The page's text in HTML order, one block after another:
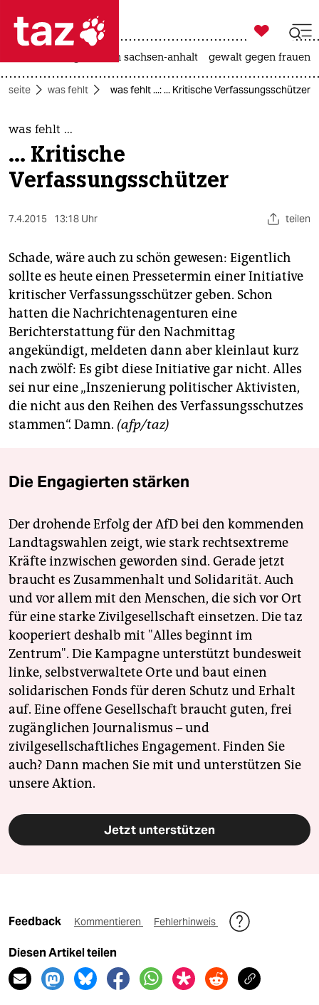
 taz zahl ich
taz zahl ich
themen
politik
öko
gesellschaft
kultur
sport
berlin
nord
wahrheit
verlag
veranstaltungen
fragen & hilfe
unterstützen
abo
genossenschaft
epaper login

taz zahl ich
landtagswahl in sachsen-anhalt gewalt gegen frauen
was fehlt was fehlt ...: ... Kritische Verfassungsschützer
was fehlt ...
... Kritische
Verfassungsschützer
7.4.2015 13:18 Uhr teilen
Schade, wäre auch zu schön gewesen: Eigentlich
sollte es heute einen Pressetermin einer Initiative
kritischer Verfassungsschützer geben. Schon
hatten die Nachrichtenagenturen eine
Berichterstattung für den Nachmittag
angekündigt, meldeten dann aber kleinlaut kurz
nach zwölf: Es gibt diese Initiative gar nicht. Alles
sei nur eine „Inszenierung politischer Aktivisten,
die nicht aus den Reihen des Verfassungsschutzes
stammen“. Damn. (afp/taz)
Die Engagierten stärken
Der drohende Erfolg der AfD bei den kommenden
Landtagswahlen zeigt, wie stark rechtsextreme
Kräfte inzwischen geworden sind. Gerade jetzt
braucht es Zusammenhalt und Solidarität. Auch
und vor allem mit den Menschen, die sich vor Ort
für eine starke Zivilgesellschaft einsetzen. Die taz
kooperiert deshalb mit "Alles beginnt im
Zentrum". Die Kampagne unterstützt bundesweit
linke, selbstverwaltete Orte und baut einen
solidarischen Fonds für deren Schutz und Erhalt
auf. Eine offene Gesellschaft braucht guten, frei
zugänglichen Journalismus – und
zivilgesellschaftliches Engagement. Finden Sie
auch? Dann machen Sie mit und unterstützen Sie
unsere Aktion.
Jetzt unterstützen
Feedback Kommentieren Fehlerhinweis
Diesen Artikel teilen